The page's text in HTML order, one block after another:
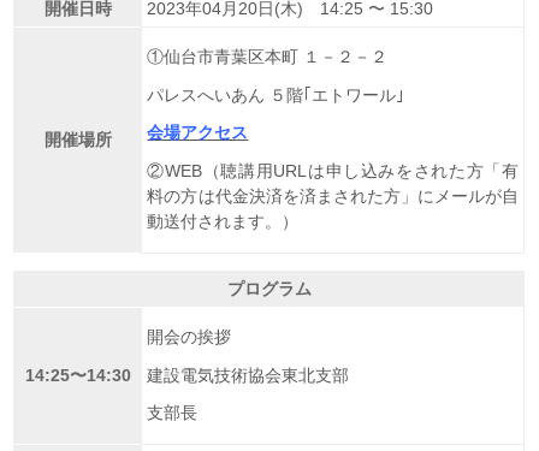
開催日時 2023年04月20日(木) 14:25 〜 15:30
開催場所
①仙台市青葉区本町 １－２－２
パレスへいあん ５階｢エトワール｣
会場アクセス
②WEB（聴講用URLは申し込みをされた方「有
料の方は代金決済を済まされた方」にメールが自
動送付されます。）
プログラム
14:25〜14:30
開会の挨拶
建設電気技術協会東北支部
支部長